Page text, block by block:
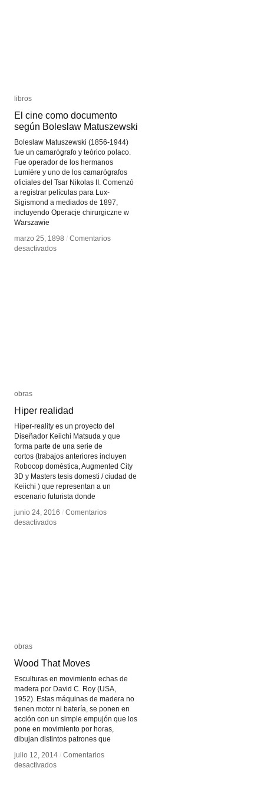
libros
El cine como documento
según Boleslaw Matuszewski
Boleslaw Matuszewski (1856-1944)
fue un camarógrafo y teórico polaco.
Fue operador de los hermanos
Lumière y uno de los camarógrafos
oficiales del Tsar Nikolas II. Comenzó
a registrar películas para Lux-
Sigismond a mediados de 1897,
incluyendo Operacje chirurgiczne w
Warszawie
marzo 25, 1898 / Comentarios
desactivadosen
libros
El cine como documento
según Boleslaw Matuszewski
marzo 25, 1898 / Comentarios
desactivadosen
obras
Hiper realidad
Hiper-reality es un proyecto del
Diseñador Keiichi Matsuda y que
forma parte de una serie de
cortos (trabajos anteriores incluyen
Robocop doméstica, Augmented City
3D y Masters tesis domesti / ciudad de
Keiichi ) que representan a un
escenario futurista donde
junio 24, 2016 / Comentarios
desactivadosen
obras
Hiper realidad
junio 24, 2016 / Comentarios
desactivadosen
obras
Wood That Moves
Esculturas en movimiento echas de
madera por David C. Roy (USA,
1952). Estas máquinas de madera no
tienen motor ni batería, se ponen en
acción con un simple empujón que los
pone en movimiento por horas,
dibujan distintos patrones que
julio 12, 2014 / Comentarios
desactivadosen
obras
Wood That Moves
julio 12, 2014 / Comentarios
desactivadosen